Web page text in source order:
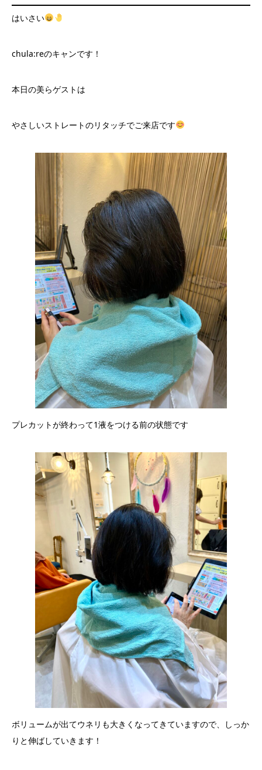
はいさい
chula:reのキャンです！
本日の美らゲストは
やさしいストレートのリタッチでご来店です
プレカットが終わって1液をつける前の状態です
ボリュームが出てウネリも大きくなってきていますので、しっか
りと伸ばしていきます！